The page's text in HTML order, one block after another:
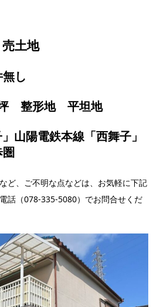
売土地
し
坪 整形地 平坦地
山陽電鉄本線「西舞子」
ど、ご不明な点などは、お気軽に下記
話（078-335-5080）でお問合せくだ